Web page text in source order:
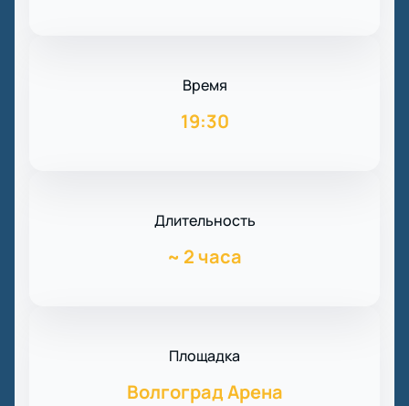
Время
19:30
Длительность
~ 2 часа
Площадка
Волгоград Арена